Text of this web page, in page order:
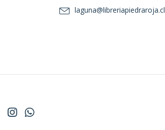
laguna@libreriapiedraroja.cl